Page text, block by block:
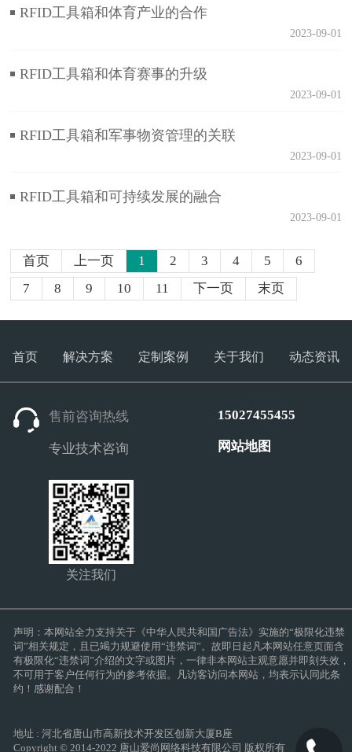
RFID工具箱和体育产业的合作
2023-09-01
RFID工具箱和体育赛事的升级
2023-09-01
RFID工具箱和军事物资管理的关联
2023-09-01
RFID工具箱和可持续发展的融合
2023-09-01
首页 上一页 1 2 3 4 5
6
7
8 9 10 11 下一页 末页
首页 解决方案 定制案例 关于我们 动态资讯
售前咨询热线
专业技术咨询
关注我们
15027455455
网站地图
声明：本网站全力支持关于《中华人民共和国广告法》实施的“极限化违禁
词”相关规定，且已竭力规避使用“违禁词”。故即日起凡本网站任意页面含
有极限化“违禁词”介绍的文字或图片，一律非本网站主观意愿并即刻失效，
不可用于客户任何行为的参考依据。凡访客访问本网站，均表示认同此条
约！感谢配合！
地址 : 河北省唐山市高新技术开发区创新大厦B座
Copyright © 2014-2022 唐山爱尚网络科技有限公司 版权所有